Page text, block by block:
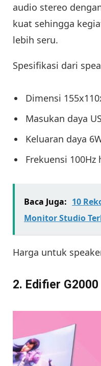
audio stereo
kuat sehingga
lebih seru.
Spesifikasi dari
Dimensi
Masukan daya
Keluaran daya
Frekuensi 100Hz
Baca Juga: 10
Monitor Studio
Harga untuk
2. Edifier G2000